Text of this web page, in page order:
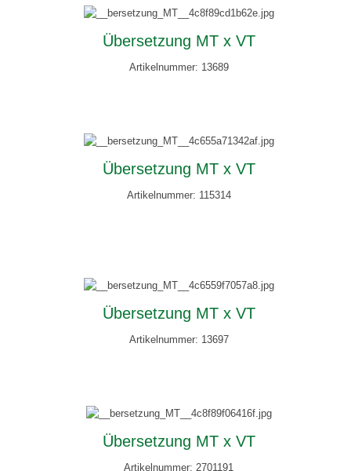
Übersetzung MT x VT
Artikelnummer: 13689
Übersetzung MT x VT
Artikelnummer: 115314
Übersetzung MT x VT
Artikelnummer: 13697
Übersetzung MT x VT
Artikelnummer: 2701191